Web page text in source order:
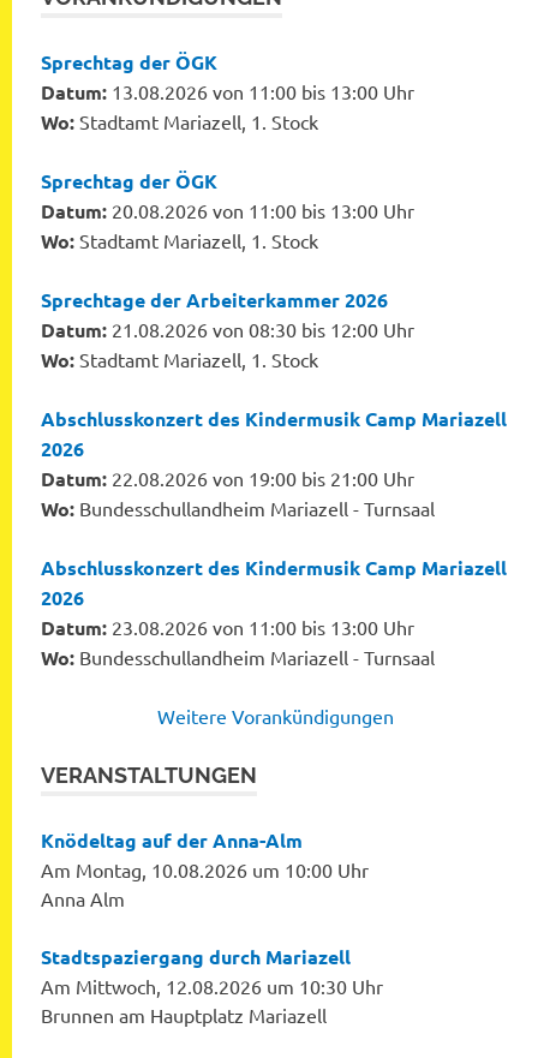
Sprechtag der ÖGK
Datum: 13.08.2026 von 11:00 bis 13:00 Uhr
Wo: Stadtamt Mariazell, 1. Stock
Sprechtag der ÖGK
Datum: 20.08.2026 von 11:00 bis 13:00 Uhr
Wo: Stadtamt Mariazell, 1. Stock
Sprechtage der Arbeiterkammer 2026
Datum: 21.08.2026 von 08:30 bis 12:00 Uhr
Wo: Stadtamt Mariazell, 1. Stock
Abschlusskonzert des Kindermusik Camp Mariazell
2026
Datum: 22.08.2026 von 19:00 bis 21:00 Uhr
Wo: Bundesschullandheim Mariazell - Turnsaal
Abschlusskonzert des Kindermusik Camp Mariazell
2026
Datum: 23.08.2026 von 11:00 bis 13:00 Uhr
Wo: Bundesschullandheim Mariazell - Turnsaal
Weitere Vorankündigungen
VERANSTALTUNGEN
Knödeltag auf der Anna-Alm
Am Montag, 10.08.2026 um 10:00 Uhr
Anna Alm
Stadtspaziergang durch Mariazell
Am Mittwoch, 12.08.2026 um 10:30 Uhr
Brunnen am Hauptplatz Mariazell